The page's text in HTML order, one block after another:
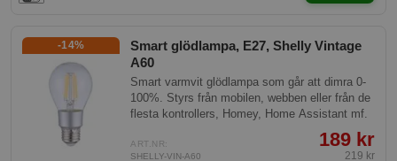
Smart glödlampa, E27, Shelly Vintage
A60
-14%
Smart varmvit glödlampa som går att dimra 0-
100%. Styrs från mobilen, webben eller från de
flesta kontrollers, Homey, Home Assistant mf.
ART.NR:
SHELLY-VIN-A60
189 kr
219 kr